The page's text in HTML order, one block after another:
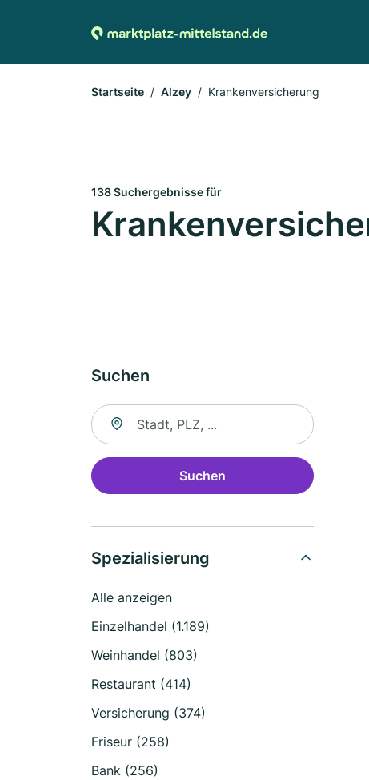
Startseite Alzey Krankenversicherung
138 Suchergebnisse für
Suchen
Suche nach Ort
Suchen
Spezialisierung
Alle anzeigen
Einzelhandel (1.189)
Weinhandel (803)
Restaurant (414)
Versicherung (374)
Friseur (258)
Bank (256)